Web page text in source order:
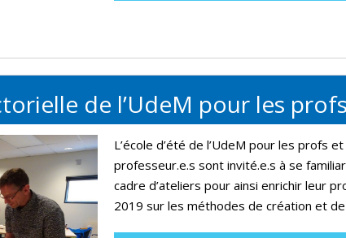
de l’UdeM pour les
L’école d’été de l’UdeM pour les profs
professeur.e.s sont invité.e.s à se
cadre d’ateliers pour ainsi enrichir leur
2019 sur les méthodes de création et